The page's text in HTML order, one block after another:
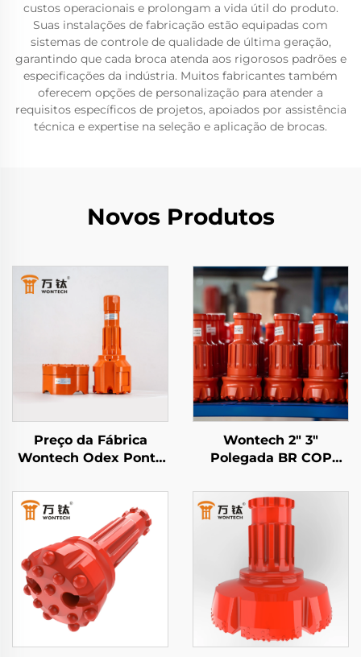
custos operacionais e prolongam a vida útil do produto.
Suas instalações de fabricação estão equipadas com
sistemas de controle de qualidade de última geração,
garantindo que cada broca atenda aos rigorosos padrões e
especificações da indústria. Muitos fabricantes também
oferecem opções de personalização para atender a
requisitos específicos de projetos, apoiados por assistência
técnica e expertise na seleção e aplicação de brocas.
Novos Produtos
Preço da Fábrica
Wontech Odex Ponta
Symmetrix para Poços
de Água Perfuração
Geotérmica
Wontech 2" 3"
Polegada BR COP
Perfuração para
Mineração e
Detonação